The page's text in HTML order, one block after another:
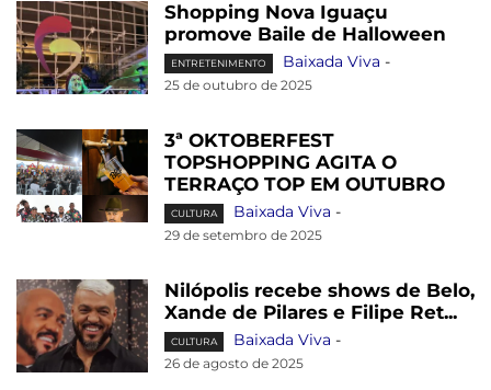
Shopping Nova Iguaçu
promove Baile de Halloween
ENTRETENIMENTO Baixada Viva -
25 de outubro de 2025
3ª OKTOBERFEST
TOPSHOPPING AGITA O
TERRAÇO TOP EM OUTUBRO
CULTURA Baixada Viva -
29 de setembro de 2025
Nilópolis recebe shows de Belo,
Xande de Pilares e Filipe Ret...
CULTURA Baixada Viva -
26 de agosto de 2025